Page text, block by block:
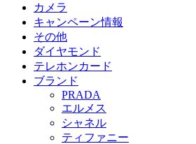
カメラ
キャンペーン情報
その他
ダイヤモンド
テレホンカード
ブランド
PRADA
エルメス
シャネル
ティファニー